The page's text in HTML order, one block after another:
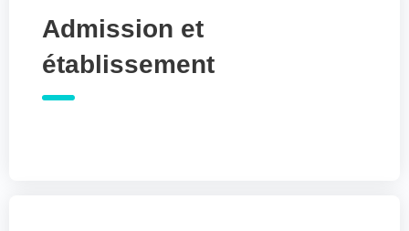
Admission et
établissement